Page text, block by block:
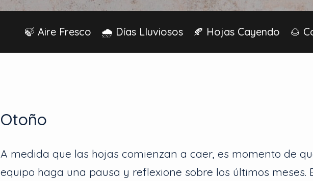
🍃 Aire Fresco 🌧️ Días Lluviosos 🍂 Hojas Cayendo 🌰
Otoño
A medida que las hojas comienzan a caer, es momento de
equipo haga una pausa y reflexione sobre los últimos meses.